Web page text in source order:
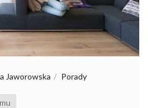
Jaworowska Porady